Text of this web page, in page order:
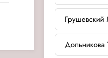
Грушевский
Дольникова